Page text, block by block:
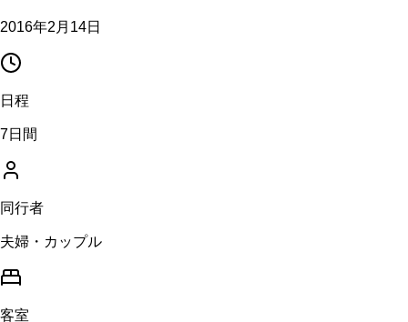
2016年2月14日
日程
7日間
同行者
夫婦・カップル
客室